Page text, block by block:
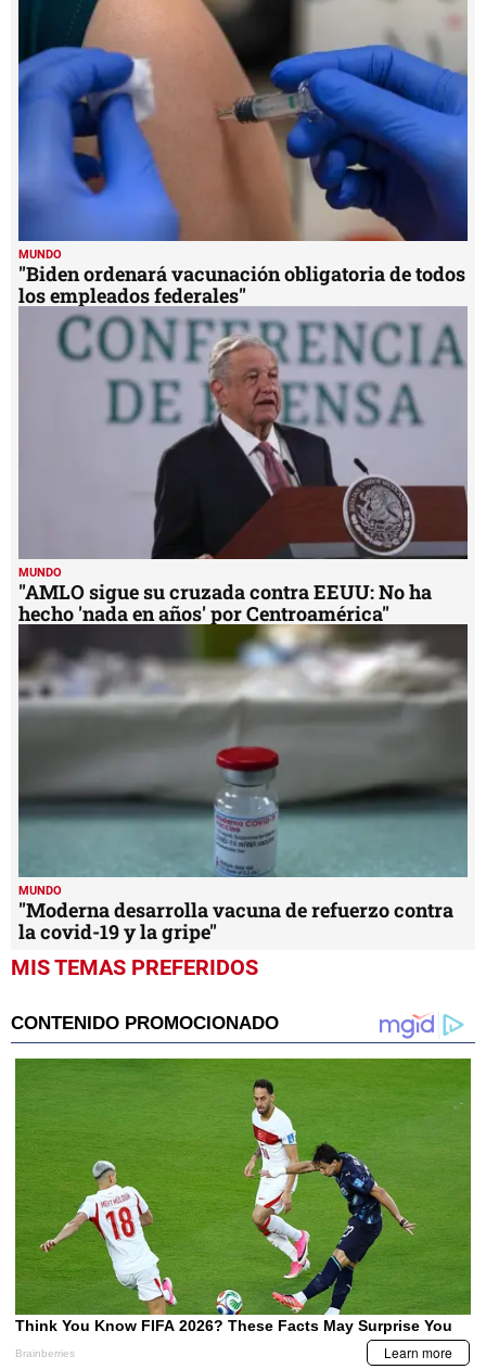
MUNDO
"Biden ordenará vacunación obligatoria de todos
los empleados federales"
MUNDO
"AMLO sigue su cruzada contra EEUU: No ha
hecho 'nada en años' por Centroamérica"
MUNDO
"Moderna desarrolla vacuna de refuerzo contra
la covid-19 y la gripe"
MIS TEMAS PREFERIDOS